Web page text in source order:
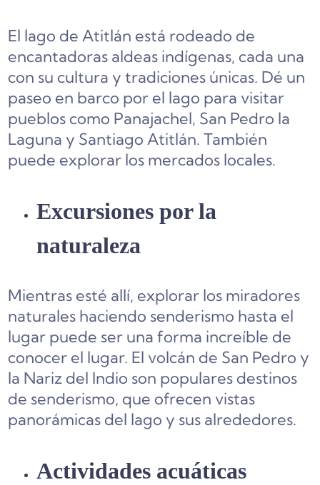
El lago de Atitlán está rodeado de
encantadoras aldeas indígenas, cada una
con su cultura y tradiciones únicas. Dé un
paseo en barco por el lago para visitar
pueblos como Panajachel, San Pedro la
Laguna y Santiago Atitlán. También
puede explorar los mercados locales.
Excursiones por la
naturaleza
Mientras esté allí, explorar los miradores
naturales haciendo senderismo hasta el
lugar puede ser una forma increíble de
conocer el lugar. El volcán de San Pedro y
la Nariz del Indio son populares destinos
de senderismo, que ofrecen vistas
panorámicas del lago y sus alrededores.
Actividades acuáticas